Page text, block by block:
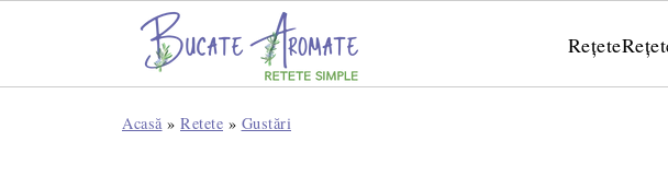
Rețete
Acasă » Retete » Gustări